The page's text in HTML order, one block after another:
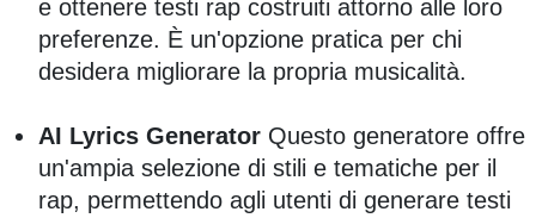
e ottenere testi rap costruiti attorno alle loro
preferenze. È un'opzione pratica per chi
desidera migliorare la propria musicalità.
AI Lyrics Generator Questo generatore offre
un'ampia selezione di stili e tematiche per il
rap, permettendo agli utenti di generare testi